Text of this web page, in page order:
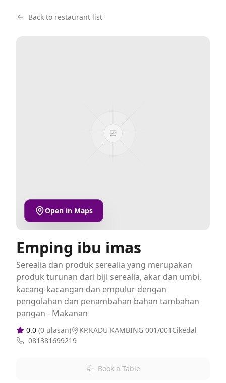
Back to restaurant list
Open in Maps
Emping ibu imas
Serealia dan produk serealia yang merupakan
produk turunan dari biji serealia, akar dan umbi,
kacang-kacangan dan empulur dengan
pengolahan dan penambahan bahan tambahan
pangan - Makanan
0.0 (0 ulasan)
KP.KADU KAMBING 001/001Cikedal
081381699219
Book a Table